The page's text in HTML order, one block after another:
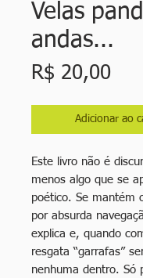
Velas
andas...
R$ 20,00
Adicionar ao
Este livro não é
menos algo que se
poético. Se mantém
por absurda
explica e, quando
resgata “garrafas”
nenhuma dentro. Só